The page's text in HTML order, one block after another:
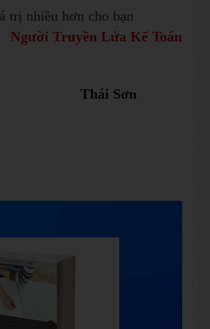
trị nhiều hơn cho bạn​
Người Truyền Lửa Kế Toán
Sơn